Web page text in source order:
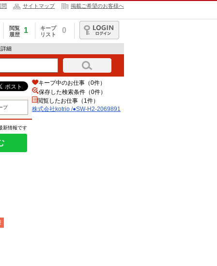
問 サイトマップ 掲載ご希望のお客様へ
閲覧
履歴
1
キープ
リスト
0
ログイン
細
プ
新情報です
キープ中のお仕事（0件）
保存した検索条件（0件）
閲覧したお仕事（1件）
株式会社kotrio /●SW-H2-2069891